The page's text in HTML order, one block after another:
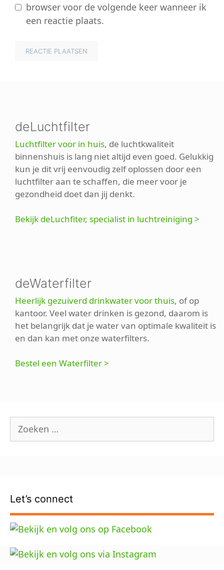
browser voor de volgende keer wanneer ik
een reactie plaats.
deLuchtfilter
Luchtfilter voor in huis, de luchtkwaliteit
binnenshuis is lang niet altijd even goed. Gelukkig
kun je dit vrij eenvoudig zelf oplossen door een
luchtfilter aan te schaffen, die meer voor je
gezondheid doet dan jij denkt.
Bekijk deLuchfiter, specialist in luchtreiniging >
deWaterfilter
Heerlijk gezuiverd drinkwater voor thuis, of op
kantoor. Veel water drinken is gezond, daarom is
het belangrijk dat je water van optimale kwaliteit is
en dan kan met onze waterfilters.
Bestel een Waterfilter >
Zoek
naar:
Let’s connect